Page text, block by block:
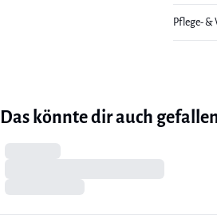
Pflege- &
Das könnte dir auch